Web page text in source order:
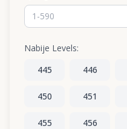
Nabije Levels:
445
446
450 451
455 456